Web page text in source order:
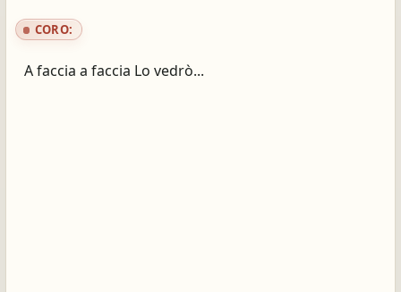
CORO:
A faccia a faccia Lo vedrò...